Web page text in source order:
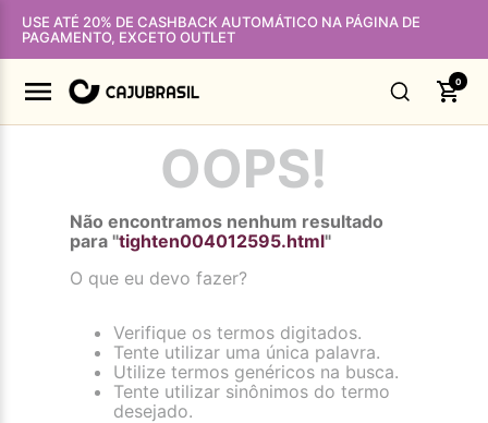
USE ATÉ 20% DE CASHBACK AUTOMÁTICO NA PÁGINA DE
PAGAMENTO, EXCETO OUTLET
0
OOPS!
Não encontramos nenhum resultado
para "tighten004012595.html"
O que eu devo fazer?
Verifique os termos digitados.
Tente utilizar uma única palavra.
Utilize termos genéricos na busca.
Tente utilizar sinônimos do termo
desejado.